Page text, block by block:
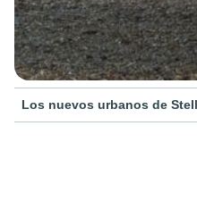
Los nuevos urbanos de